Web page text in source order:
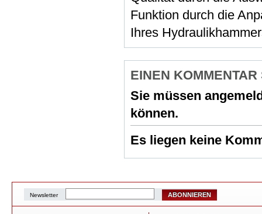
Funktion durch die
Ihres
EINEN
Sie müssen
können.
Es liegen keine
Newsletter ABONNIEREN